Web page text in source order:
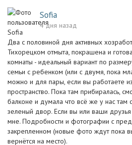
Sofia
4 дня назад
Два с половиной дня активных
Тихорецком отмыта, покрашена и
комнаты - идеальный вариант по
семьи с ребенком (или с двумя, пока
можно и для пары, если вы работаете
пространство. Пока там прибиралась,
балконе и думала что всё же у нас
зеленый двор. Если вы или ваши
мне. Подробности и фотографии с
закрепленном (новые фото ждут пока
вернётся на место).